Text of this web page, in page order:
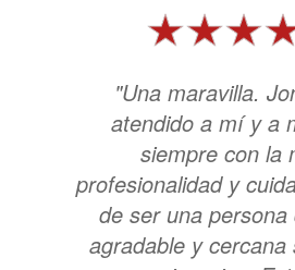
"Una maravilla.
atendido a mí y a
siempre con la
profesionalidad y
de ser una
agradable y cercana